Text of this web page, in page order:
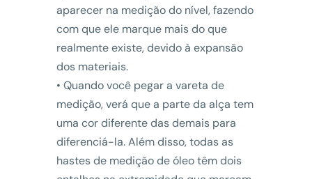
aparecer na medição do nível, fazendo
com que ele marque mais do que
realmente existe, devido à expansão
dos materiais.
• Quando você pegar a vareta de
medição, verá que a parte da alça tem
uma cor diferente das demais para
diferenciá-la. Além disso, todas as
hastes de medição de óleo têm dois